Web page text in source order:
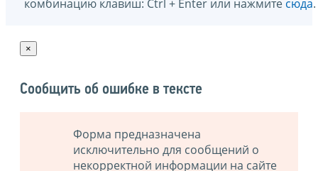
комбинацию клавиш: Ctrl + Enter или нажмите сюда.
×
Сообщить об ошибке в тексте
Форма предназначена
исключительно для сообщений о
некорректной информации на сайте